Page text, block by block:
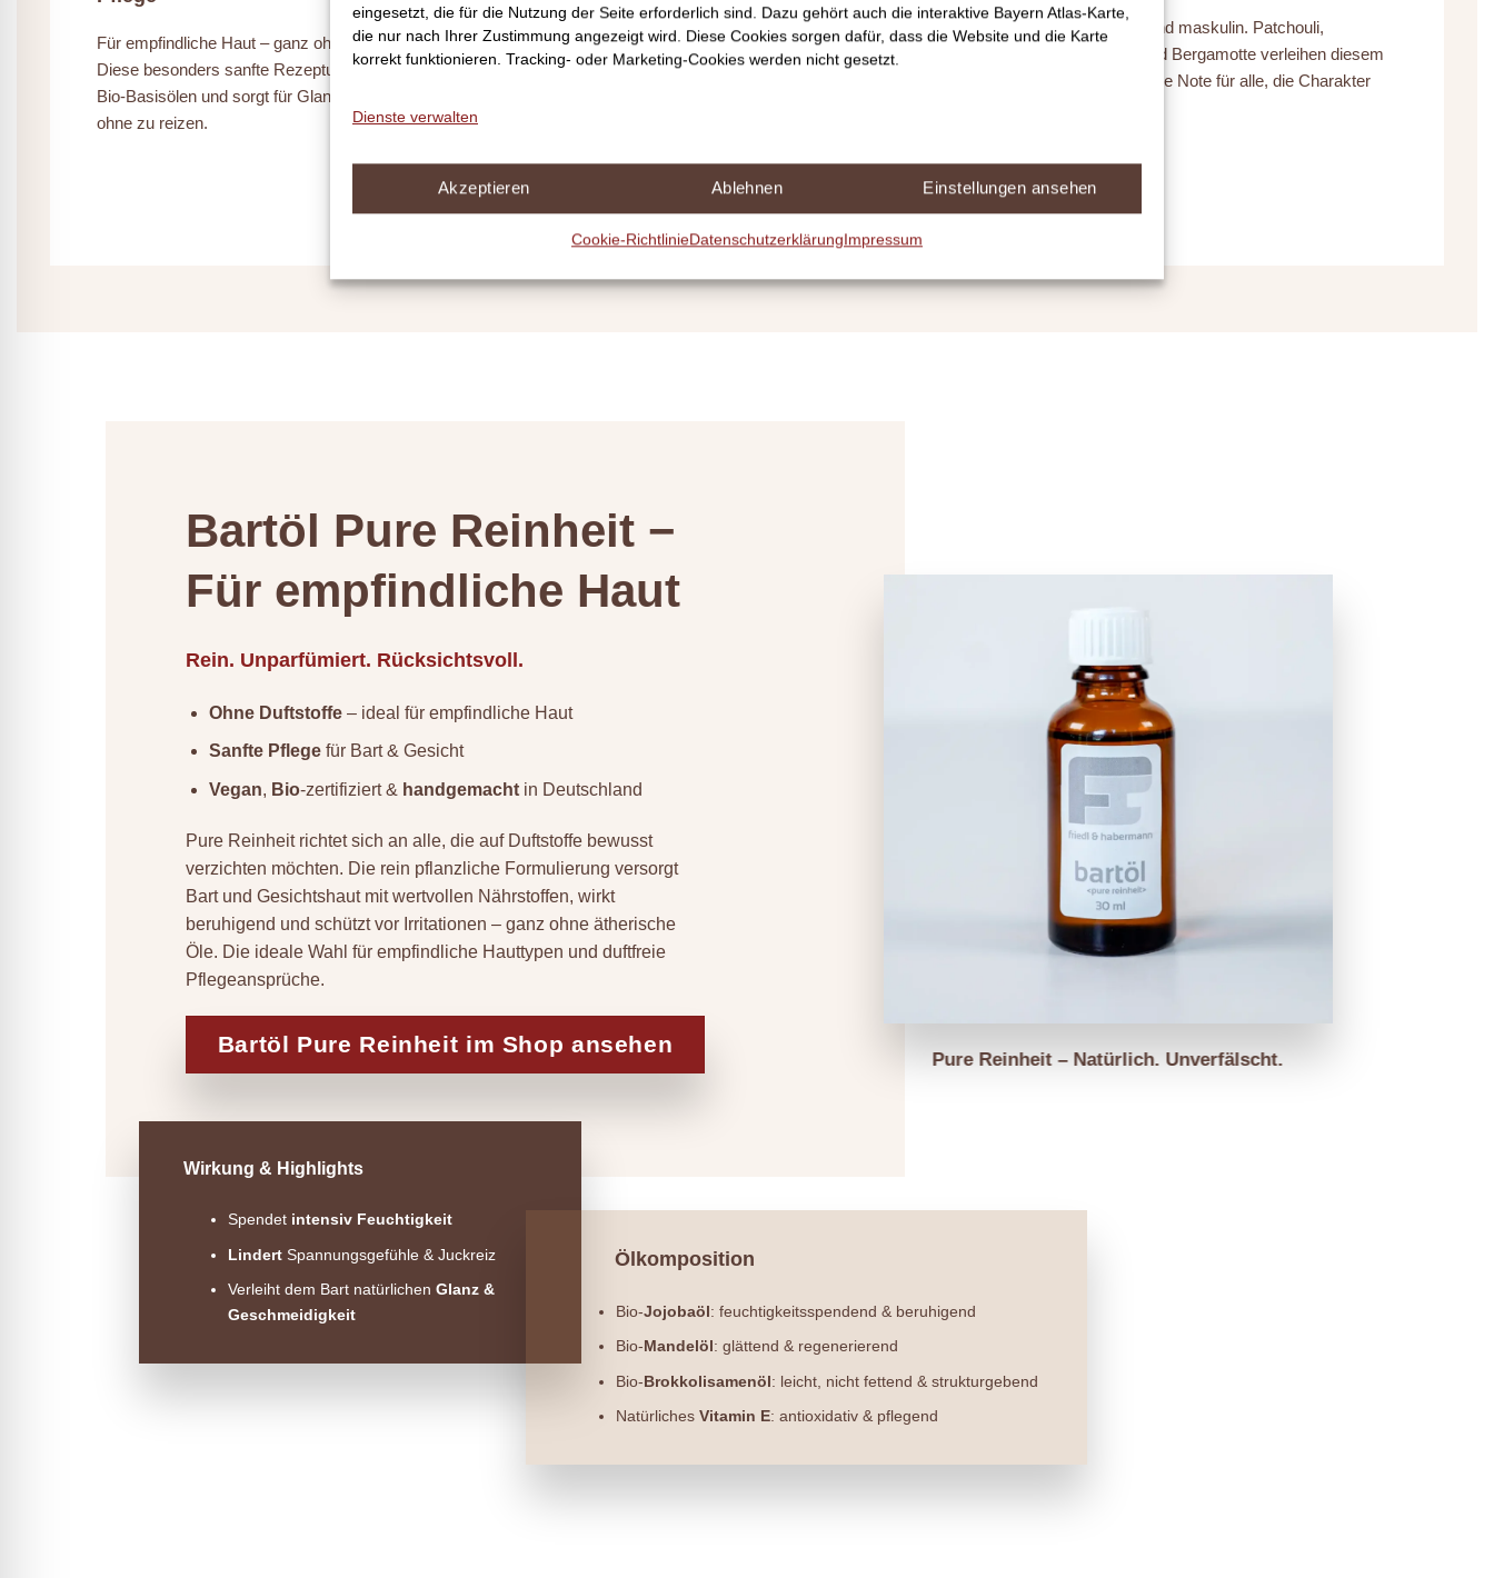
eingesetzt, die für die Nutzung der Seite erforderlich sind. Dazu gehört auch die interaktive Bayern Atlas-Karte,
die nur nach Ihrer Zustimmung angezeigt wird. Diese Cookies sorgen dafür, dass die Website und die Karte
korrekt funktionieren. Tracking- oder Marketing-Cookies werden nicht gesetzt.
Dienste verwalten
Akzeptieren Ablehnen Einstellungen ansehen
Cookie-RichtlinieDatenschutzerklärungImpressum
Für empfindliche Haut – ganz ohne Duftstoffe.
Diese besonders sanfte Rezeptur pflegt mit reinen
Bio-Basisölen und sorgt für Glanz und Struktur,
ohne zu reizen.
Würzig-markant und maskulin. Patchouli,
Angelikawurzel und Bergamotte verleihen diesem
Bartöl eine kraftvolle Note für alle, die Charakter
Bartöl Pure Reinheit −
Für empfindliche Haut
Rein. Unparfümiert. Rücksichtsvoll.
Ohne Duftstoffe– ideal für empfindliche Haut
Sanfte Pflegefür Bart & Gesicht
Vegan, Bio-zertifiziert & handgemachtin Deutschland
Pure Reinheit richtet sich an alle, die auf Duftstoffe bewusst
verzichten möchten. Die rein pflanzliche Formulierung versorgt
Bart und Gesichtshaut mit wertvollen Nährstoffen, wirkt
beruhigend und schützt vor Irritationen – ganz ohne ätherische
Öle. Die ideale Wahl für empfindliche Hauttypen und duftfreie
Pflegeansprüche.
Bartöl Pure Reinheit im Shop ansehen
Pure Reinheit – Natürlich. Unverfälscht.
Wirkung & Highlights
Spendet intensiv Feuchtigkeit
Lindert Spannungsgefühle & Juckreiz
Verleiht dem Bart natürlichenGlanz &
Geschmeidigkeit
Ölkomposition
Bio-Jojobaöl: feuchtigkeitsspendend & beruhigend
Bio-Mandelöl: glättend & regenerierend
Bio-Brokkolisamenöl: leicht, nicht fettend & strukturgebend
Natürliches Vitamin E: antioxidativ & pflegend